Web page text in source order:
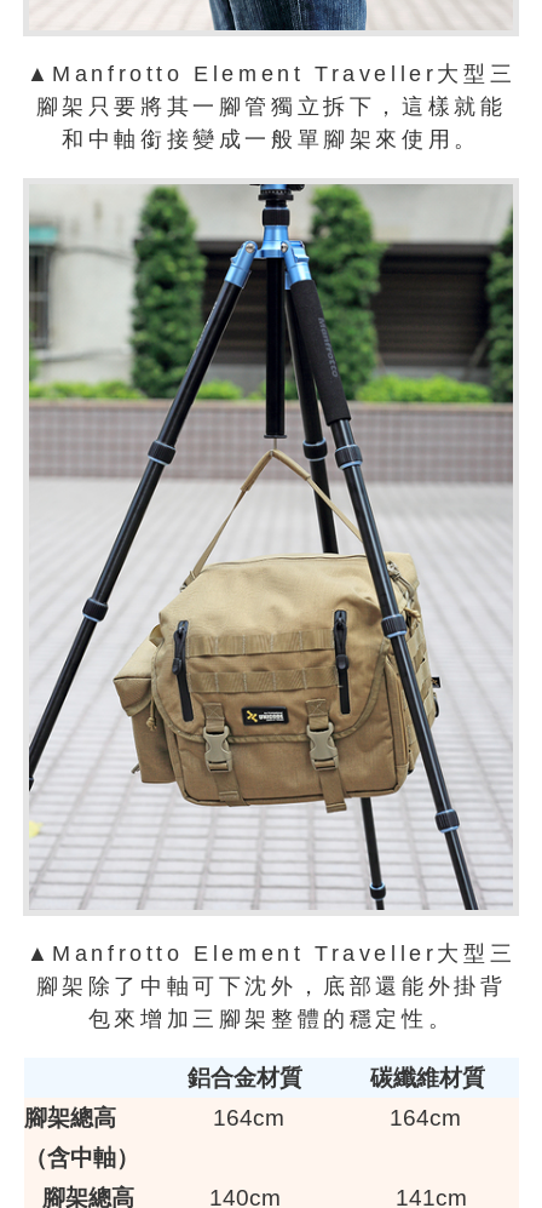
▲Manfrotto Element Traveller大型三
腳架只要將其一腳管獨立拆下，這樣就能
和中軸銜接變成一般單腳架來使用。
▲Manfrotto Element Traveller大型三
腳架除了中軸可下沈外，底部還能外掛背
包來增加三腳架整體的穩定性。
鋁合金材質
碳纖維材質
腳架總高
（含中軸）
164cm 164cm
腳架總高 140cm 141cm